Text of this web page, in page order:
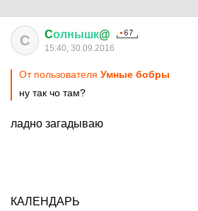
C Cолнышк@
15:40, 30.09.2016
От пользователя Умные бобры
ну так чо там?
ладно загадываю
КАЛЕНДАРЬ